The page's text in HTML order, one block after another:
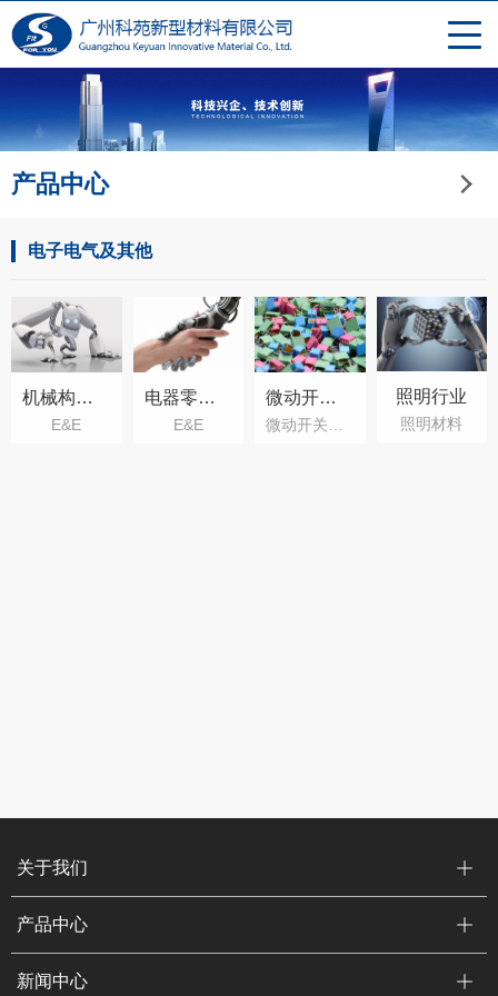
产品中心
电子电气及其他
机械构架部件
E&E
电器零部件
E&E
微动开关、电容 照明行业
照明材料
关于我们
产品中心
新闻中心